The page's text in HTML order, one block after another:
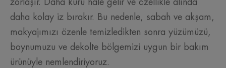
zorlaşır. Daha kuru hale gelir ve özellikle alında
daha kolay iz bırakır. Bu nedenle, sabah ve akşam,
makyajımızı özenle temizledikten sonra yüzümüzü,
boynumuzu ve dekolte bölgemizi uygun bir bakım
ürünüyle nemlendiriyoruz.